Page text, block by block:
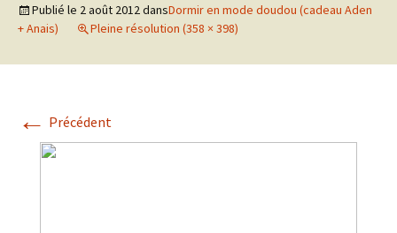
Publié le 2 août 2012dansDormir en mode doudou (cadeau Aden
+ Anais)
Pleine résolution (358 × 398)
← Précédent